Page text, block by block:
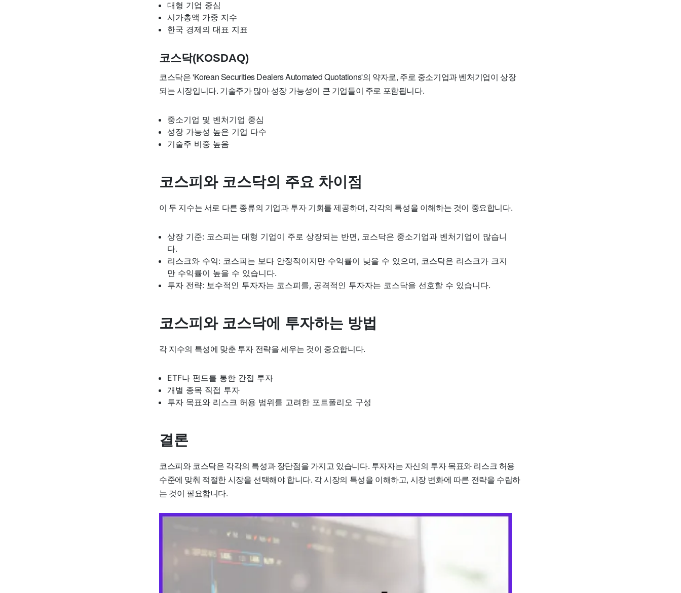
대형 기업 중심
시가총액 가중 지수
한국 경제의 대표 지표
코스닥(KOSDAQ)
코스닥은 'Korean Securities Dealers Automated Quotations'의 약자로, 주로 중소기업과 벤처기업이 상장
되는 시장입니다. 기술주가 많아 성장 가능성이 큰 기업들이 주로 포함됩니다.
중소기업 및 벤처기업 중심
성장 가능성 높은 기업 다수
기술주 비중 높음
코스피와 코스닥의 주요 차이점
이 두 지수는 서로 다른 종류의 기업과 투자 기회를 제공하며, 각각의 특성을 이해하는 것이 중요합니다.
상장 기준: 코스피는 대형 기업이 주로 상장되는 반면, 코스닥은 중소기업과 벤처기업이 많습니
다.
리스크와 수익: 코스피는 보다 안정적이지만 수익률이 낮을 수 있으며, 코스닥은 리스크가 크지
만 수익률이 높을 수 있습니다.
투자 전략: 보수적인 투자자는 코스피를, 공격적인 투자자는 코스닥을 선호할 수 있습니다.
코스피와 코스닥에 투자하는 방법
각 지수의 특성에 맞춘 투자 전략을 세우는 것이 중요합니다.
ETF나 펀드를 통한 간접 투자
개별 종목 직접 투자
투자 목표와 리스크 허용 범위를 고려한 포트폴리오 구성
결론
코스피와 코스닥은 각각의 특성과 장단점을 가지고 있습니다. 투자자는 자신의 투자 목표와 리스크 허용
수준에 맞춰 적절한 시장을 선택해야 합니다. 각 시장의 특성을 이해하고, 시장 변화에 따른 전략을 수립하
는 것이 필요합니다.